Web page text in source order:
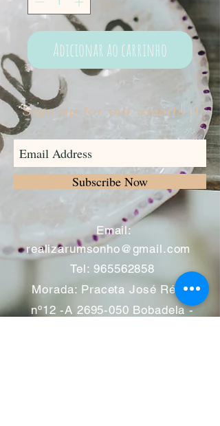
Adicionar ao carrinho
Sign up for our emails :)
Subscribe Now
​Email:
realizarumsonho@gmail.com
Tel: 965562858
Morada: Praceta José Régio
nº12 -A 2695-050 Bobadela -